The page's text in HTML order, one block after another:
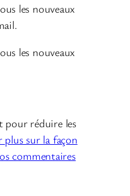
les nouveaux
les nouveaux
pour réduire les
plus sur la façon
commentaires